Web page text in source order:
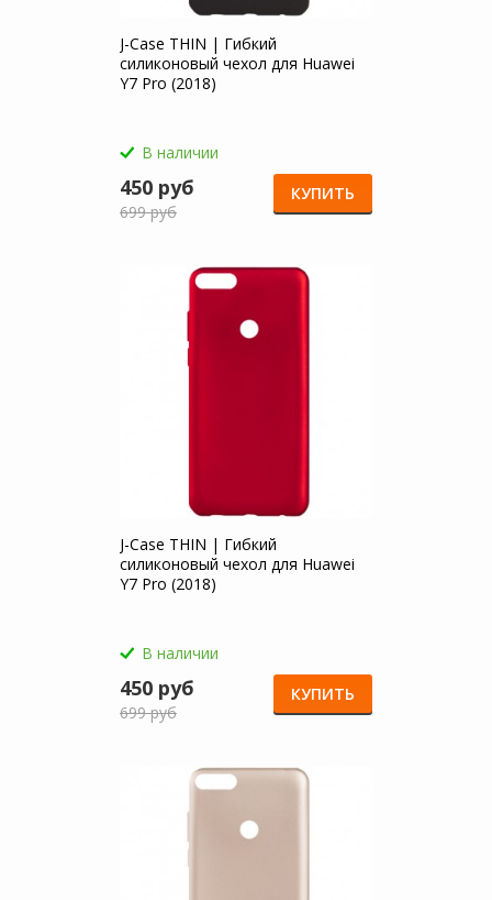
J-Case THIN | Гибкий
силиконовый чехол для Huawei
Y7 Pro (2018)
В наличии
450 руб
699 руб
КУПИТЬ
J-Case THIN | Гибкий
силиконовый чехол для Huawei
Y7 Pro (2018)
В наличии
450 руб
699 руб
КУПИТЬ